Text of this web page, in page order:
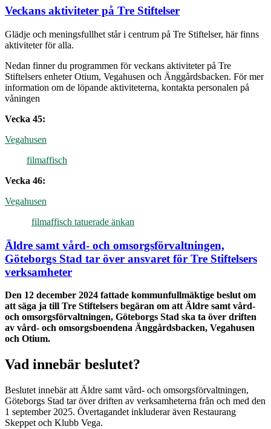
Veckans aktiviteter på Tre Stiftelser
Glädje och meningsfullhet står i centrum på Tre Stiftelser, här finns
aktiviteter för alla.
Nedan finner du programmen för veckans aktiviteter på Tre
Stiftelsers enheter Otium, Vegahusen och Änggårdsbacken. För mer
information om de löpande aktiviteterna, kontakta personalen på
våningen
Vecka 45:
Vegahusen
filmaffisch
Vecka 46:
Vegahusen
filmaffisch tatuerade änkan
Äldre samt vård- och omsorgsförvaltningen,
Göteborgs Stad tar över ansvaret för Tre Stiftelsers
verksamheter
Den 12 december 2024 fattade kommunfullmäktige beslut om
att säga ja till Tre Stiftelsers begäran om att Äldre samt vård-
och omsorgsförvaltningen, Göteborgs Stad ska ta över driften
av vård- och omsorgsboendena Änggårdsbacken, Vegahusen
och Otium.
Vad innebär beslutet?
Beslutet innebär att Äldre samt vård- och omsorgsförvaltningen,
Göteborgs Stad tar över driften av verksamheterna från och med den
1 september 2025. Övertagandet inkluderar även Restaurang
Skeppet och Klubb Vega.